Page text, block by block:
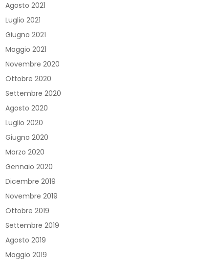
Agosto 2021
Luglio 2021
Giugno 2021
Maggio 2021
Novembre 2020
Ottobre 2020
Settembre 2020
Agosto 2020
Luglio 2020
Giugno 2020
Marzo 2020
Gennaio 2020
Dicembre 2019
Novembre 2019
Ottobre 2019
Settembre 2019
Agosto 2019
Maggio 2019